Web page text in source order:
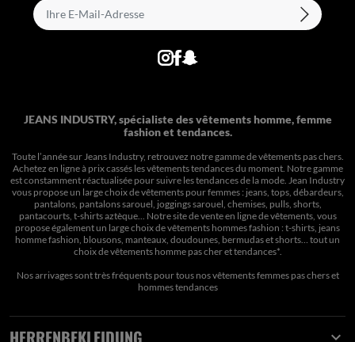
JEANS INDUSTRY, spécialiste des vêtements homme, femme
fashion et tendances.
Toute l’année sur Jeans Industry, retrouvez notre gamme de vêtements pas chers.
Achetez en ligne à prix cassés les vêtements tendances du moment. Notre gamme
est constamment réactualisée pour suivre les tendances de la mode. Jean Industry
vous propose un large choix de vêtements pour femmes : jeans, tops, débardeurs,
pantalons, pantalons sarouel, joggings sarouel, chemises, pulls, shorts,
pantacourts, t-shirts aztèque... Notre site de vente en ligne de vêtements, vous
propose également un large choix de vêtements hommes fashion : t-shirts, jeans
homme fashion, blousons, manteaux, doudounes, bermudas et shorts… tout un
choix devêtements homme pas cher et tendances*.
Nos arrivages sont très fréquents pour tous nosvêtements femmes pas cherset
hommes tendances
HERRENBEKLEIDUNG 